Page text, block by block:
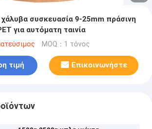
συσκευασία 9-25mm πράσινη
για αυτόματη ταινία
MOQ：1 τόνος
τιμή Επικοινωνήστε